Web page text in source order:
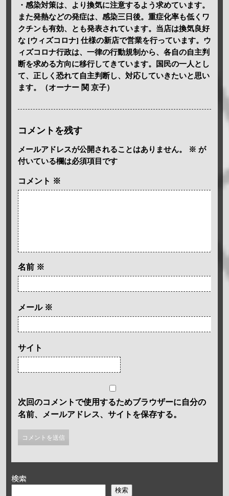
・感染対策は、より換気に注意するよう求めています。
また発熱などの発症は、感染三日後。重症化率も低くワ
クチンも有効、とも発表されています。当店は換気良好
な [ウィズコロナ] 仕様の新店で営業を行っています。ウ
ィズコロナ行政は、一律の行動規制から、各自の自主判
断を求める方向に移行してきています。国民の一人とし
て、正しく恐れて自主判断し、対応していきたいと思い
ます。（オーナー 関 京子）
コメントを残す
メールアドレスが公開されることはありません。 ※ が
付いている欄は必須項目です
コメント ※
名前 ※
メール ※
サイト
次回のコメントで使用するためブラウザーに自分の
名前、メールアドレス、サイトを保存する。
検索
検索